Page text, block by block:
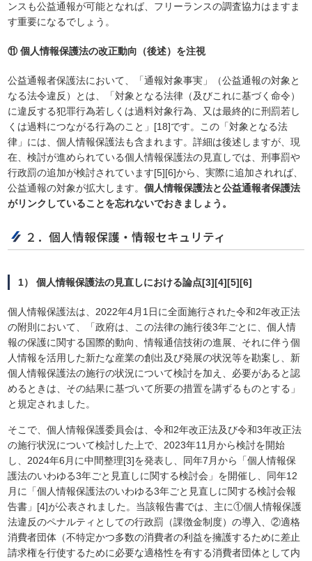
ンスも公益通報が可能となれば、フリーランスの調査協力はますま
す重要になるでしょう。
⑪ 個人情報保護法の改正動向（後述）を注視
公益通報者保護法において、「通報対象事実」（公益通報の対象と
なる法令違反）とは、「対象となる法律（及びこれに基づく命令）
に違反する犯罪行為若しくは過料対象行為、又は最終的に刑罰若し
くは過料につながる行為のこと」[18]です。この「対象となる法
律」には、個人情報保護法も含まれます。詳細は後述しますが、現
在、検討が進められている個人情報保護法の見直しでは、刑事罰や
行政罰の追加が検討されています[5][6]から、実際に追加されれば、
公益通報の対象が拡大します。個人情報保護法と公益通報者保護法
がリンクしていることを忘れないでおきましょう。
２．個人情報保護・情報セキュリティ
1） 個人情報保護法の見直しにおける論点[3][4][5][6]
個人情報保護法は、2022年4月1日に全面施行された令和2年改正法
の附則において、「政府は、この法律の施行後3年ごとに、個人情
報の保護に関する国際的動向、情報通信技術の進展、それに伴う個
人情報を活用した新たな産業の創出及び発展の状況等を勘案し、新
個人情報保護法の施行の状況について検討を加え、必要があると認
めるときは、その結果に基づいて所要の措置を講ずるものとする」
と規定されました。
そこで、個人情報保護委員会は、令和2年改正法及び令和3年改正法
の施行状況について検討した上で、2023年11月から検討を開始
し、2024年6月に中間整理[3]を発表し、同年7月から「個人情報保
護法のいわゆる3年ごと見直しに関する検討会」を開催し、同年12
月に「個人情報保護法のいわゆる3年ごと見直しに関する検討会報
告書」[4]が公表されました。当該報告書では、主に①個人情報保護
法違反のペナルティとしての行政罰（課徴金制度）の導入、②適格
消費者団体（不特定かつ多数の消費者の利益を擁護するために差止
請求権を行使するために必要な適格性を有する消費者団体として内